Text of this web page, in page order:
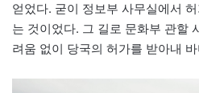
얻었다. 굳이 정보부 사무실에서
는 것이었다. 그 길로 문화부 관할
려움 없이 당국의 허가를 받아내